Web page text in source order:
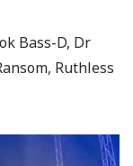
Bass-D, Dr
Ruthless